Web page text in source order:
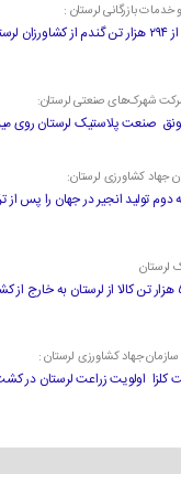
خدمات بازرگانی لرستان :
شهرک‌های صنعتی لرستان:
صنعت پلاستیک لرستان روی
جهاد کشاورزی لرستان:
دوم تولید انجیر در جهان را پس از
لرستان
جهاد کشاورزی لرستان :
اولویت زراعت لرستان در